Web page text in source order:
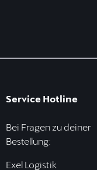
Service Hotline
Bei Fragen zu deiner
Bestellung:
Exel Logistik